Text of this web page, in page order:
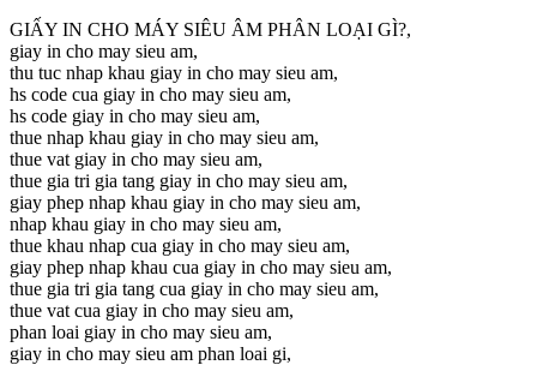
GIẤY IN CHO MÁY SIÊU ÂM PHÂN LOẠI GÌ?,
giay in cho may sieu am,
thu tuc nhap khau giay in cho may sieu am,
hs code cua giay in cho may sieu am,
hs code giay in cho may sieu am,
thue nhap khau giay in cho may sieu am,
thue vat giay in cho may sieu am,
thue gia tri gia tang giay in cho may sieu am,
giay phep nhap khau giay in cho may sieu am,
nhap khau giay in cho may sieu am,
thue khau nhap cua giay in cho may sieu am,
giay phep nhap khau cua giay in cho may sieu am,
thue gia tri gia tang cua giay in cho may sieu am,
thue vat cua giay in cho may sieu am,
phan loai giay in cho may sieu am,
giay in cho may sieu am phan loai gi,